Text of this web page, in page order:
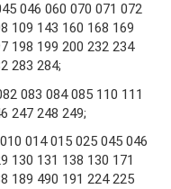
046 060 070 071 072
109 143 160 168 169
198 199 200 232 234
283 284;
083 084 085 110 111
247 248 249;
014 015 025 045 046
130 131 138 130 171
189 490 191 224 225